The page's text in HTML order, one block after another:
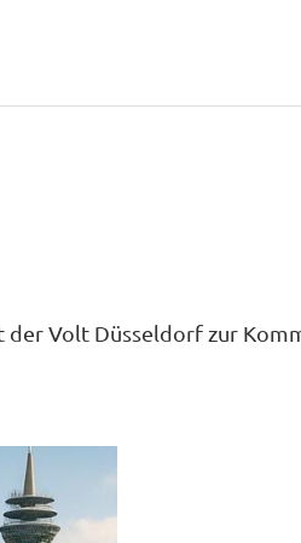
Volt Düsseldorf zur